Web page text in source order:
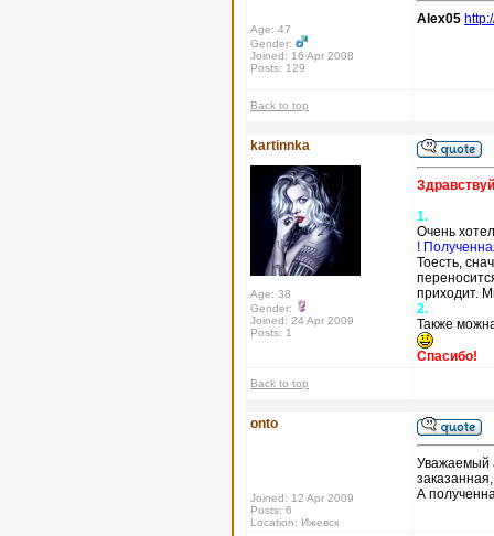
Age: 47
Gender:
Joined: 16 Apr 2008
Posts: 129
Alex05
Back to top
kartinnka
Age: 38
Gender:
Joined: 24 Apr 2009
Posts: 1
1.
Очень
!
Тоесть,
приходит.
2.
Также
Спасибо!
Back to top
onto
Joined: 12 Apr 2009
Posts: 6
Location: Ижевск
Уважаемый
А